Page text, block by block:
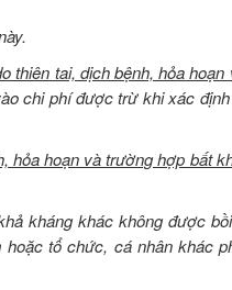
thiên tai, dịch bệnh, hỏa
chi phí được trừ khi xác
hỏa hoạn và trường hợp bất
kháng khác không được
tổ chức, cá nhân khác